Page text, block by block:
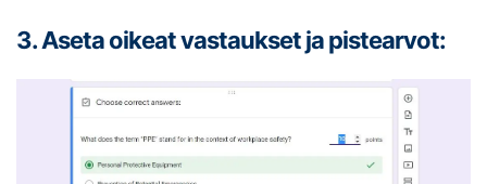
3. Aseta oikeat vastaukset ja pistearvot: